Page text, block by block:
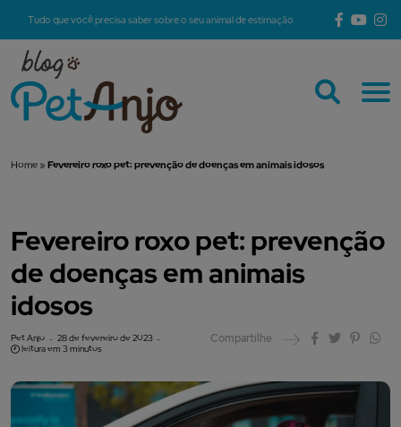
Tudo que você precisa saber sobre o seu animal de estimação
Home » Fevereiro roxo pet: prevenção de doenças em animais idosos
Fevereiro roxo pet: prevenção
de doenças em animais
idosos
Pet Anjo
28 de fevereiro de 2023
leitura em 3 minutos
Compartilhe